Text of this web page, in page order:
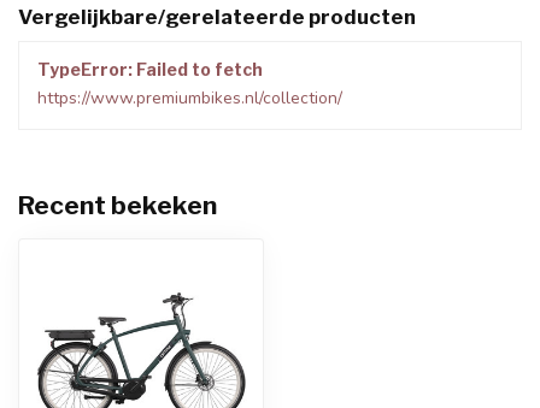
Vergelijkbare/gerelateerde producten
TypeError: Failed to fetch
https://www.premiumbikes.nl/collection/
Recent bekeken